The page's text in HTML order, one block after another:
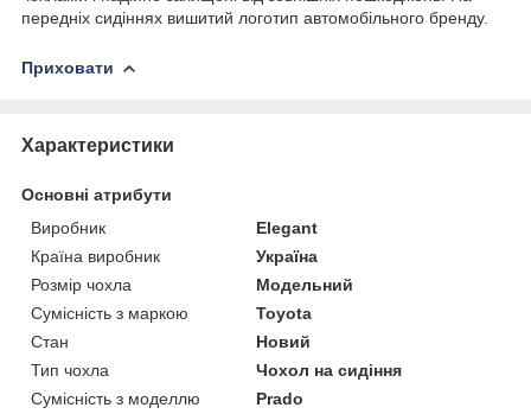
передніх сидіннях вишитий логотип автомобільного бренду.
Приховати
Характеристики
Основні атрибути
Виробник
Elegant
Країна виробник
Україна
Розмір чохла
Модельний
Сумісність з маркою
Toyota
Стан
Новий
Тип чохла
Чохол на сидіння
Сумісність з моделлю
Prado